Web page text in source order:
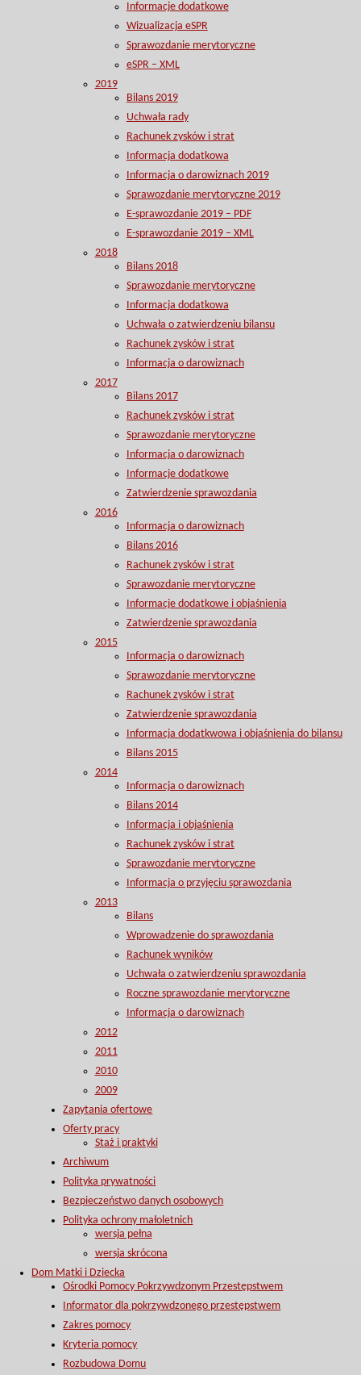
Informacje dodatkowe
Wizualizacja eSPR
Sprawozdanie merytoryczne
eSPR – XML
2019
Bilans 2019
Uchwała rady
Rachunek zysków i strat
Informacja dodatkowa
Informacja o darowiznach 2019
Sprawozdanie merytoryczne 2019
E-sprawozdanie 2019 – PDF
E-sprawozdanie 2019 – XML
2018
Bilans 2018
Sprawozdanie merytoryczne
Informacja dodatkowa
Uchwała o zatwierdzeniu bilansu
Rachunek zysków i strat
Informacja o darowiznach
2017
Bilans 2017
Rachunek zysków i strat
Sprawozdanie merytoryczne
Informacja o darowiznach
Informacje dodatkowe
Zatwierdzenie sprawozdania
2016
Informacja o darowiznach
Bilans 2016
Rachunek zysków i strat
Sprawozdanie merytoryczne
Informacje dodatkowe i objaśnienia
Zatwierdzenie sprawozdania
2015
Informacja o darowiznach
Sprawozdanie merytoryczne
Rachunek zysków i strat
Zatwierdzenie sprawozdania
Informacja dodatkwowa i objaśnienia do bilansu
Bilans 2015
2014
Informacja o darowiznach
Bilans 2014
Informacja i objaśnienia
Rachunek zysków i strat
Sprawozdanie merytoryczne
Informacja o przyjęciu sprawozdania
2013
Bilans
Wprowadzenie do sprawozdania
Rachunek wyników
Uchwała o zatwierdzeniu sprawozdania
Roczne sprawozdanie merytoryczne
Informacja o darowiznach
2012
2011
2010
2009
Zapytania ofertowe
Oferty pracy
Staż i praktyki
Archiwum
Polityka prywatności
Bezpieczeństwo danych osobowych
Polityka ochrony małoletnich
wersja pełna
wersja skrócona
Dom Matki i Dziecka
Ośrodki Pomocy Pokrzywdzonym Przestępstwem
Informator dla pokrzywdzonego przestępstwem
Zakres pomocy
Kryteria pomocy
Rozbudowa Domu